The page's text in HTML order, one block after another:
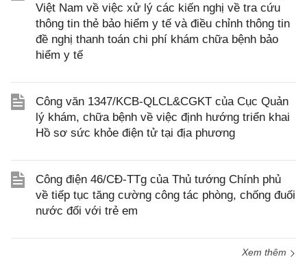
Việt Nam về việc xử lý các kiến nghị về tra cứu
thông tin thẻ bảo hiểm y tế và điều chỉnh thông tin
đề nghị thanh toán chi phí khám chữa bệnh bảo
hiểm y tế
Công văn 1347/KCB-QLCL&CGKT của Cục Quản
lý khám, chữa bệnh về việc định hướng triển khai
Hồ sơ sức khỏe điện tử tại địa phương
Công điện 46/CĐ-TTg của Thủ tướng Chính phủ
về tiếp tục tăng cường công tác phòng, chống đuối
nước đối với trẻ em
Xem thêm